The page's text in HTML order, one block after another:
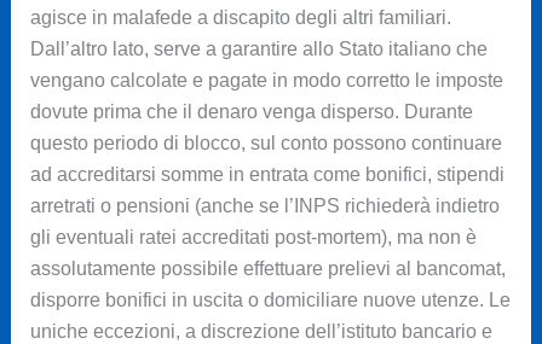
agisce in malafede a discapito degli altri familiari.
Dall’altro lato, serve a garantire allo Stato italiano che
vengano calcolate e pagate in modo corretto le imposte
dovute prima che il denaro venga disperso. Durante
questo periodo di blocco, sul conto possono continuare
ad accreditarsi somme in entrata come bonifici, stipendi
arretrati o pensioni (anche se l’INPS richiederà indietro
gli eventuali ratei accreditati post-mortem), ma non è
assolutamente possibile effettuare prelievi al bancomat,
disporre bonifici in uscita o domiciliare nuove utenze. Le
uniche eccezioni, a discrezione dell’istituto bancario e